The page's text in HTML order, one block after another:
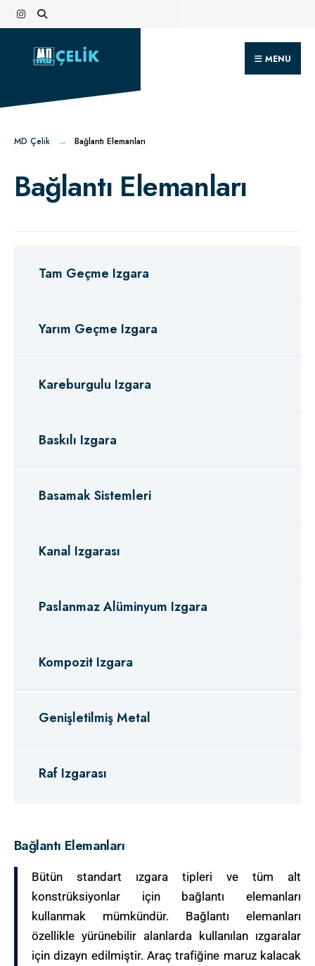
MENU
MD Çelik Bağlantı Elemanları
Bağlantı Elemanları
Tam Geçme Izgara
Yarım Geçme Izgara
Kareburgulu Izgara
Baskılı Izgara
Basamak Sistemleri
Kanal Izgarası
Paslanmaz Alüminyum Izgara
Kompozit Izgara
Genişletilmiş Metal
Raf Izgarası
Bağlantı Elemanları
Bütün standart ızgara tipleri ve tüm alt
konstrüksiyonlar için bağlantı elemanları
kullanmak mümkündür. Bağlantı elemanları
özellikle yürünebilir alanlarda kullanılan ızgaralar
için dizayn edilmiştir. Araç trafiğine maruz kalacak